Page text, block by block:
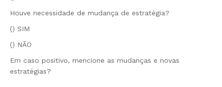
Houve necessidade de mudança de estratégia?
() SIM
() NÃO
Em caso positivo, mencione as mudanças e novas
estratégias?